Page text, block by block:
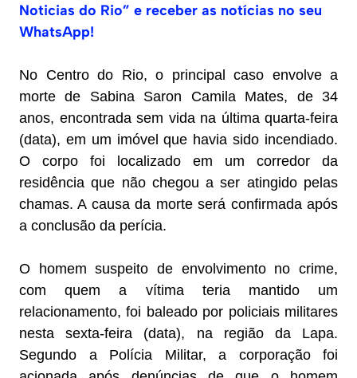
Noticias do Rio” e receber as notícias no seu
WhatsApp!
No Centro do Rio, o principal caso envolve a
morte de Sabina Saron Camila Mates, de 34
anos, encontrada sem vida na última quarta-feira
(data), em um imóvel que havia sido incendiado.
O corpo foi localizado em um corredor da
residência que não chegou a ser atingido pelas
chamas. A causa da morte será confirmada após
a conclusão da perícia.
O homem suspeito de envolvimento no crime,
com quem a vítima teria mantido um
relacionamento, foi baleado por policiais militares
nesta sexta-feira (data), na região da Lapa.
Segundo a Polícia Militar, a corporação foi